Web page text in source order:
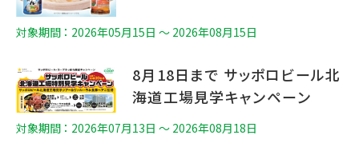
対象期間 ： 2026年05月15日 〜 2026年08月15日
8月18日まで サッポロビール北
海道工場見学キャンペーン
対象期間 ： 2026年07月13日 〜 2026年08月18日